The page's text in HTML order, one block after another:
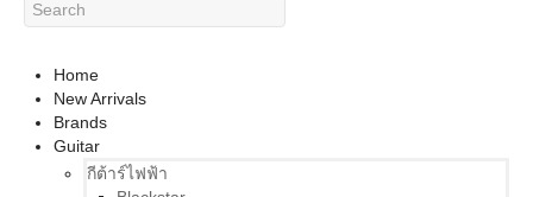
Home
New Arrivals
Brands
Guitar
กีต้าร์ไฟฟ้า